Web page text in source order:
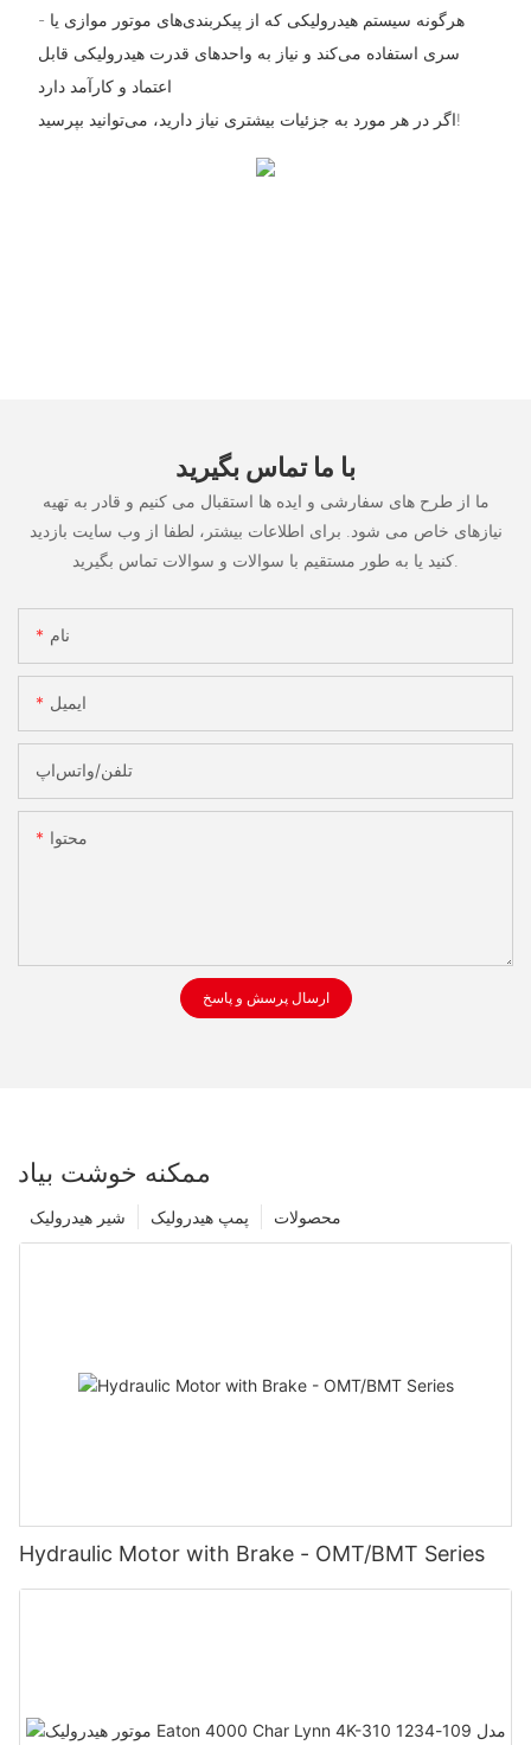
- هرگونه سیستم هیدرولیکی که از پیکربندی‌های موتور موازی یا
سری استفاده می‌کند و نیاز به واحدهای قدرت هیدرولیکی قابل
اعتماد و کارآمد دارد
اگر در هر مورد به جزئیات بیشتری نیاز دارید، می‌توانید بپرسید!
با ما تماس بگیرید
ما از طرح های سفارشی و ایده ها استقبال می کنیم و قادر به تهیه
نیازهای خاص می شود. برای اطلاعات بیشتر، لطفا از وب سایت بازدید
نام
ایمیل
تلفن/واتس‌اپ
محتوا
ارسال پرسش و پاسخ
ممکنه خوشت بیاد
محصولات پمپ هیدرولیک شیر هیدرولیک
Hydraulic Motor with Brake - OMT/BMT Series